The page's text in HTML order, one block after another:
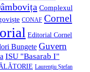
Complexul
CONAF Cornel
Editorial Cornel
Bungete Guvern
ISU "Basarab I"
Laurențiu Ștefan